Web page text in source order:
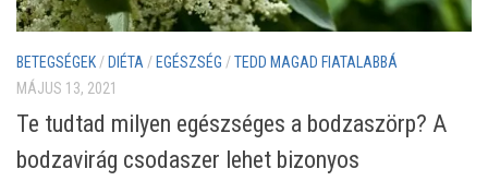
BETEGSÉGEK/ DIÉTA/ EGÉSZSÉG /TEDD MAGAD FIATALABBÁ
MÁJUS 13, 2021
Te tudtad milyen egészséges a bodzaszörp? A
bodzavirág csodaszer lehet bizonyos